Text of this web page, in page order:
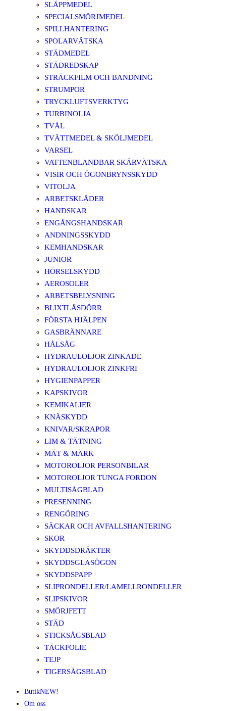
SLÄPPMEDEL
SPECIALSMÖRJMEDEL
SPILLHANTERING
SPOLARVÄTSKA
STÄDMEDEL
STÄDREDSKAP
STRÄCKFILM OCH BANDNING
STRUMPOR
TRYCKLUFTSVERKTYG
TURBINOLJA
TVÅL
TVÄTTMEDEL & SKÖLJMEDEL
VARSEL
VATTENBLANDBAR SKÄRVÄTSKA
VISIR OCH ÖGONBRYNSSKYDD
VITOLJA
ARBETSKLÄDER
HANDSKAR
ENGÅNGSHANDSKAR
ANDNINGSSKYDD
KEMHANDSKAR
JUNIOR
HÖRSELSKYDD
AEROSOLER
ARBETSBELYSNING
BLIXTLÅSDÖRR
FÖRSTA HJÄLPEN
GASBRÄNNARE
HÅLSÅG
HYDRAULOLJOR ZINKADE
HYDRAULOLJOR ZINKFRI
HYGIENPAPPER
KAPSKIVOR
KEMIKALIER
KNÄSKYDD
KNIVAR/SKRAPOR
LIM & TÄTNING
MÄT & MÄRK
MOTOROLJOR PERSONBILAR
MOTOROLJOR TUNGA FORDON
MULTISÅGBLAD
PRESENNING
RENGÖRING
SÄCKAR OCH AVFALLSHANTERING
SKOR
SKYDDSDRÄKTER
SKYDDSGLASÖGON
SKYDDSPAPP
SLIPRONDELLER/LAMELLRONDELLER
SLIPSKIVOR
SMÖRJFETT
STÄD
STICKSÅGSBLAD
TÄCKFOLIE
TEJP
TIGERSÅGSBLAD
ButikNEW!
Om oss